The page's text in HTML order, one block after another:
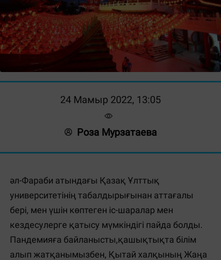
24 Мамыр 2022, 13:05
Роза Мурзатаева
әл-Фараби атындағы Қазақ Ұлттық
университетінің табалдырығынан аттағалы
бері, мен үшін көптеген іс-шаралар мен
кездесулерге қатысу мүмкіндігі пайда болды.
Пандемияға байланысты,қашықтықта білім
алып жатқанымызбен, Қытай халқының Жаңа